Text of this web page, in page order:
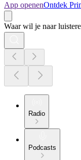
App openenOntdek
Waar wil je naar
Radio
Podcasts